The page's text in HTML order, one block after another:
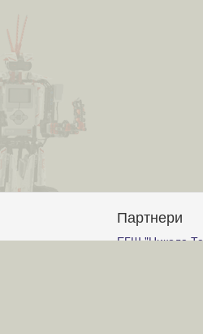
Партнери
ЕГШ "Никола